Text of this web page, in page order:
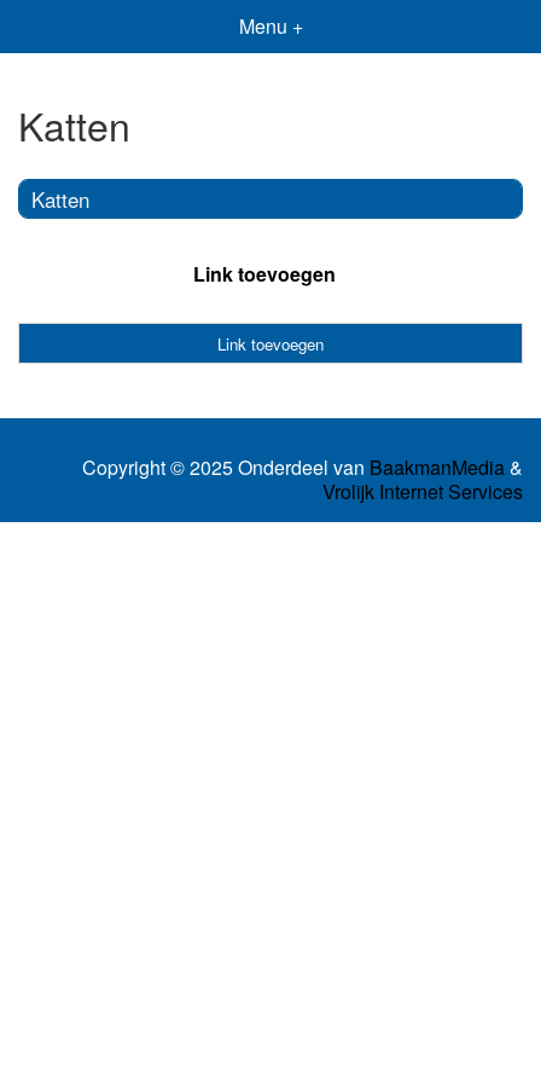
Menu +
Katten
Katten
Link toevoegen
Link toevoegen
Copyright © 2025 Onderdeel van BaakmanMedia&
Vrolijk Internet Services